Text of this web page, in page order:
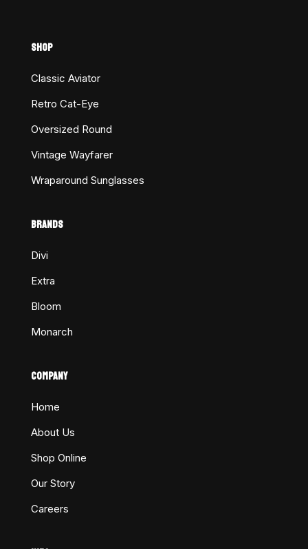
SHOP
Classic Aviator
Retro Cat-Eye
Oversized Round
Vintage Wayfarer
Wraparound Sunglasses
BRANDS
Divi
Extra
Bloom
Monarch
COMPANY
Home
About Us
Shop Online
Our Story
Careers